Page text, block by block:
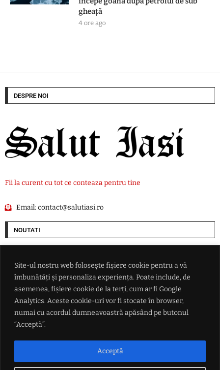
Site-ul nostru web folosește fișiere cookie pentru a vă
îmbunătăți și personaliza experiența. Poate include, de
asemenea, fișiere cookie de la terți, cum ar fi Google
Analytics. Aceste cookie-uri vor fi stocate în browser,
numai cu acordul dumneavoastră apăsând pe butonul
“Acceptă”.
Acceptă
gheață
4 ore ago
DESPRE NOI
Fii la curent cu tot ce conteaza pentru tine
Email:contact@salutiasi.ro
NOUTATI
întreaga țară, urmează nopți tropicale și disconfort termic ridicat
Preşedintele AEI: Aproximativ 97 de case case izolate au fost
electrificate în şase ani prin programul "Energie pentru Viaţă"
Infectările cu virusul West Nile s-au înmulțit în Europa: Italia și Grecia,